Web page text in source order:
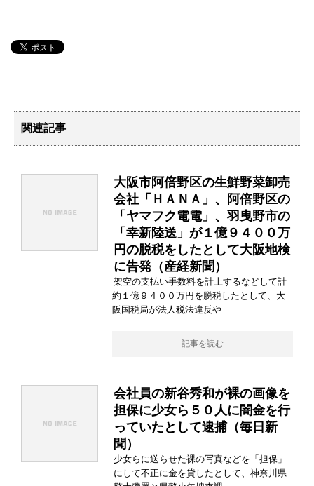
関連記事
大阪市阿倍野区の生鮮野菜卸売
会社「ＨＡＮＡ」、阿倍野区の
「ヤマフク電電」、羽曳野市の
「幸新陸送」が１億９４００万
円の脱税をしたとして大阪地検
に告発（産経新聞）
架空の支払い手数料を計上するなどして計
約１億９４００万円を脱税したとして、大
阪国税局が法人税法違反や
記事を読む
会社員の新谷秀和が裸の画像を
担保に少女ら５０人に闇金を行
っていたとして逮捕（毎日新
聞）
少女らに送らせた裸の写真などを「担保」
にして不正に金を貸したとして、神奈川県